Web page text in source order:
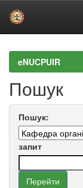
navigationeNUCPUIR
Пошук
Пошук:
запит